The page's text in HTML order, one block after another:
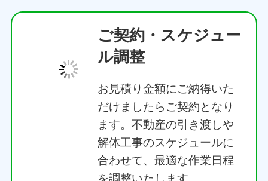
お見積り金額にご納得いた
だけましたらご契約となり
ます。不動産の引き渡しや
解体工事のスケジュールに
合わせて、最適な作業日程
を調整いたします。